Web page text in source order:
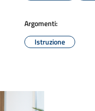
Argomenti:
Istruzione